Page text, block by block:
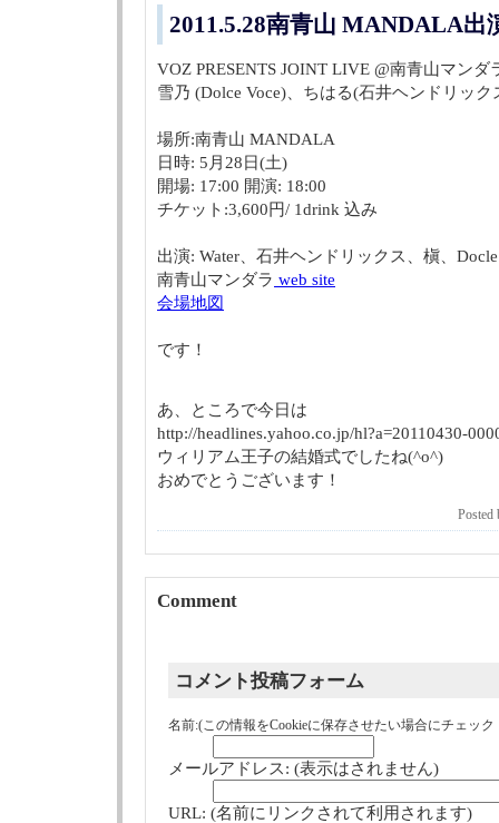
2011.5.28南青山 MANDALA
VOZ PRESENTS JOINT LIVE @南青山マンダ
雪乃 (Dolce Voce)、ちはる(石井ヘンドリッ
場所:南青山 MANDALA
日時: 5月28日(土)
開場: 17:00 開演: 18:00
チケット:3,600円/ 1drink 込み
出演: Water、石井ヘンドリックス、槇、
南青山マンダラ web site
会場地図
です！
あ、ところで今日は
http://headlines.yahoo.co.jp/hl?a=20110430-
ウィリアム王子の結婚式でしたね(^o^)
おめでとうございます！
Comment
コメント投稿フォーム
名前:(この情報をCookieに保存させたい場合にチェック
メールアドレス: (表示はされません)
URL: (名前にリンクされて利用されます)